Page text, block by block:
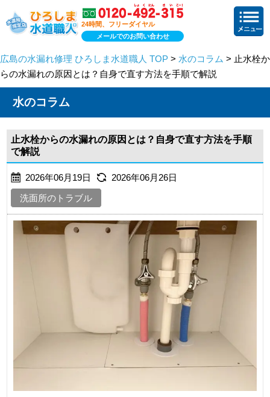
24時間、フリーダイヤル
メールでのお問い合わせ
広島の水漏れ修理 ひろしま水道職人 TOP > 水のコラム > 止水栓か
らの水漏れの原因とは？自身で直す方法を手順で解説
水のコラム
止水栓からの水漏れの原因とは？自身で直す方法を手順
で解説
2026年06月19日
2026年06月26日
洗面所のトラブル